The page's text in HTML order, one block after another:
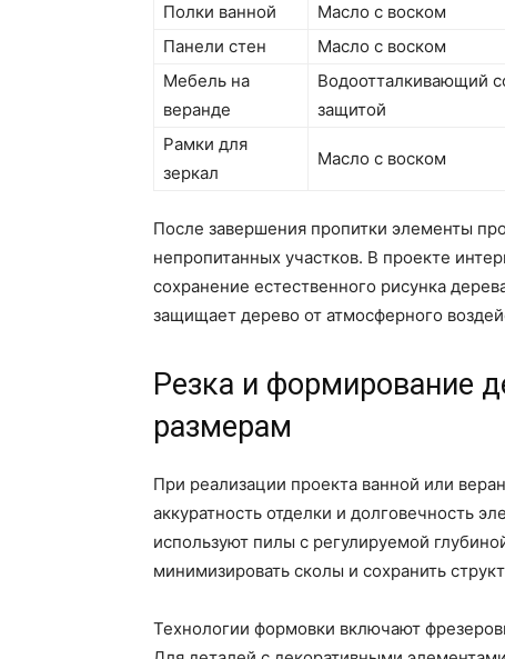
Полки ванной
Масло с воском
Панели стен
Масло с воском
Мебель на
веранде
Водоотталкивающий
защитой
Рамки для
зеркал
Масло с воском
После завершения пропитки элементы
непропитанных участков. В проекте
сохранение естественного рисунка
защищает дерево от атмосферного
Резка и формирование
размерам
При реализации проекта ванной или
аккуратность отделки и долговечность
используют пилы с регулируемой
минимизировать сколы и сохранить
Технологии формовки включают